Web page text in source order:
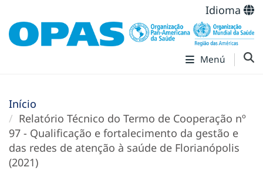
Idioma
Menú
Início
Relatório Técnico do Termo de Cooperação nº
97 - Qualificação e fortalecimento da gestão e
das redes de atenção à saúde de Florianópolis
(2021)